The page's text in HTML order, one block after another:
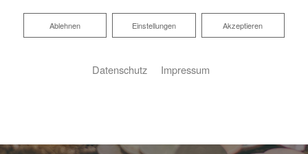
einer energetischen Sanierung.
Kontakt aufnehmen
Akzeptieren
Einstellungen
Ablehnen
Ablehnen
Datenschutz Impressum